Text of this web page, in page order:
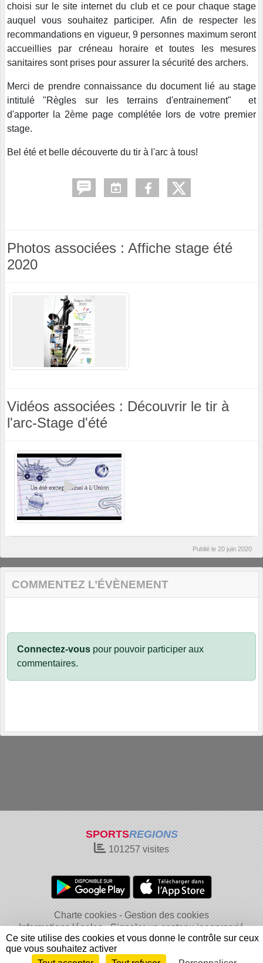
choisi sur le site internet du club et ce pour chaque stage
auquel vous souhaitez participer. Afin de respecter les
recommandations en vigueur, 9 personnes maximum seront
accueillies par créneau horaire et toutes les mesures
sanitaires sont prises pour assurer la sécurité des archers.
Merci de prendre connaissance du document lié au stage
intitulé "Règles sur les terrains d'entrainement" et
d'apporter la 2ème page complétée lors de votre premier
stage.
Bel été et belle découverte du tir à l'arc à tous!
Photos associées : Affiche stage été
2020
Vidéos associées : Découvrir le tir à
l'arc-Stage d'été
Publié le 20 juin 2020
COMMENTEZ L’ÉVÈNEMENT
Connectez-vous pour pouvoir participer aux
commentaires.
SPORTSREGIONS
101257 visites
Charte cookies
Gestion des cookies
Informations légales
Signaler un contenu inapproprié
Ce site utilise des cookies et vous donne le contrôle sur ceux
que vous souhaitez activer